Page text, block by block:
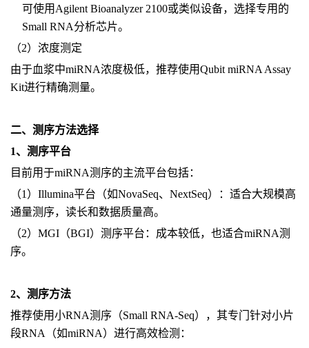
可使用Agilent Bioanalyzer 2100或类似设备，选择专用的
Small RNA分析芯片。
（2）浓度测定
由于血浆中miRNA浓度极低，推荐使用Qubit miRNA Assay
Kit进行精确测量。
二、测序方法选择
1、测序平台
目前用于miRNA测序的主流平台包括：
（1）Illumina平台（如NovaSeq、NextSeq）：适合大规模高
通量测序，读长和数据质量高。
（2）MGI（BGI）测序平台：成本较低，也适合miRNA测
序。
2、测序方法
推荐使用小RNA测序（Small RNA-Seq），其专门针对小片
段RNA（如miRNA）进行高效检测：